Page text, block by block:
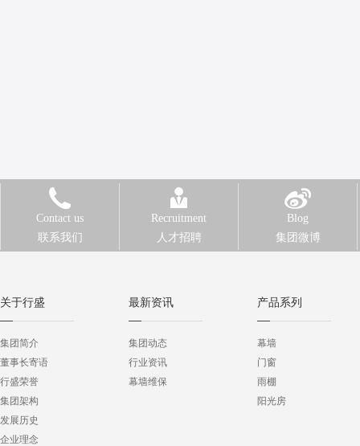
Contact us
联系我们
Recruitment
人才招聘
Blog
集团微博
关于行盛
集团简介
董事长寄语
行盛荣誉
集团架构
发展历史
企业理念
最新资讯
集团动态
行业资讯
幕墙维保
产品系列
幕墙
门窗
雨棚
阳光房